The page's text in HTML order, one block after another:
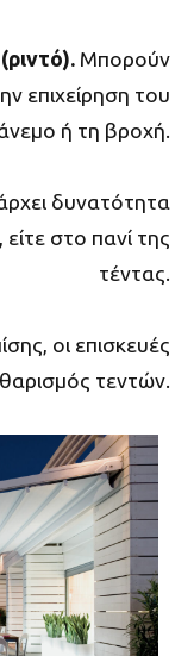
Μπορούν
επιχείρηση του
ή τη βροχή.
δυνατότητα
στο πανί της
τέντας.
οι επισκευές
τεντών.